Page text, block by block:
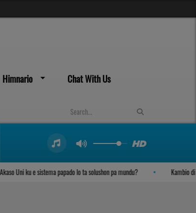
Himnario Chat With Us
Uni ku e sistema papado lo ta solushon pa mundu? Kambio di